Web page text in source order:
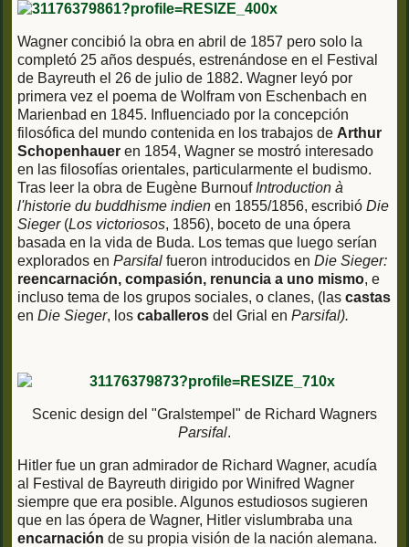
Wagner concibió la obra en abril de 1857 pero solo la
completó 25 años después, estrenándose en el Festival
de Bayreuth el 26 de julio de 1882. Wagner leyó por
primera vez el poema de Wolfram von Eschenbach en
Marienbad en 1845. Influenciado por la concepción
filosófica del mundo contenida en los trabajos de Arthur
Schopenhauer en 1854, Wagner se mostró interesado
en las filosofías orientales, particularmente el budismo.
Tras leer la obra de Eugène Burnouf Introduction à
l'historie du buddhisme indien en 1855/1856, escribió Die
Sieger(Los victoriosos, 1856), boceto de una ópera
basada en la vida de Buda. Los temas que luego serían
explorados en Parsifal fueron introducidos en Die Sieger:
reencarnación, compasión, renuncia a uno mismo, e
incluso tema de los grupos sociales, o clanes, (las castas
en Die Sieger, los caballeros del Grial en Parsifal).
Scenic design del "Gralstempel" de Richard Wagners
Parsifal.
Hitler fue un gran admirador de Richard Wagner, acudía
al Festival de Bayreuth dirigido por Winifred Wagner
siempre que era posible. Algunos estudiosos sugieren
que en las ópera de Wagner, Hitler vislumbraba una
encarnación de su propia visión de la nación alemana.